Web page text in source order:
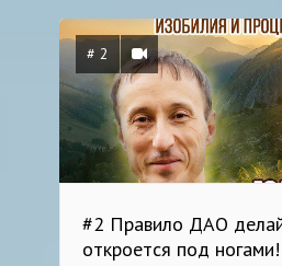
# 2
#2 Правило ДАО
откроется под ногами!